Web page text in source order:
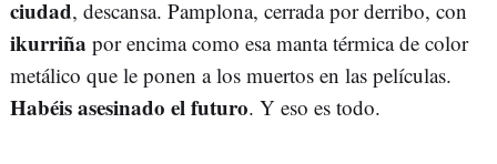
ciudad, descansa. Pamplona, cerrada por derribo, con
ikurriña por encima como esa manta térmica de color
metálico que le ponen a los muertos en las películas.
Habéis asesinado el futuro. Y eso es todo.